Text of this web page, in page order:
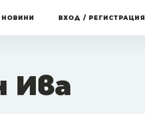
НОВИНИ ВХОД / РЕГИСТРАЦИЯ
Ива